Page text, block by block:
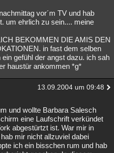
vor´m TV und hab
um ehrlich zu sein.... meine
BEKOMMEN DIE AMIS DEN
in fast dem selben
gefühl der angst dazu. ich sah
haustür ankommen *g*
13.09.2004 um 09:48
und wollte Barbara Salesch
eine Laufschrift verkündet
abgestürtzt ist. War mir in
mir nicht allzuviel dabei
ich ein bisschen rum und hab